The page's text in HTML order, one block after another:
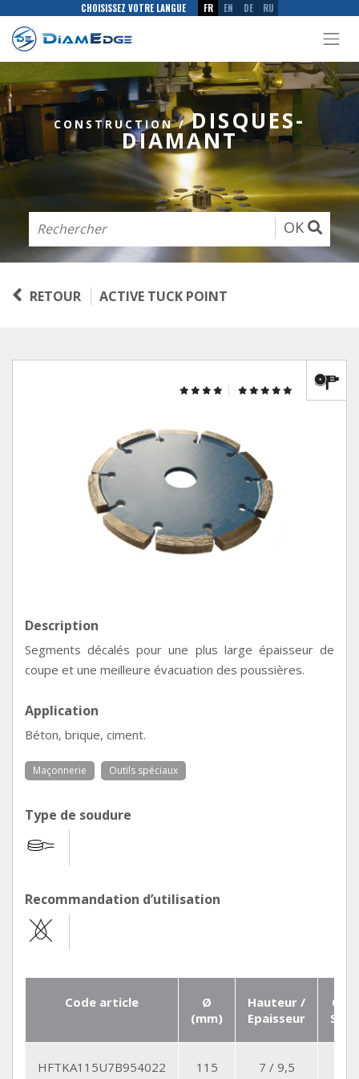
CHOISISSEZ VOTRE LANGUE FR EN DE RU
CONSTRUCTION/DISQUES-
DIAMANT
OK
RETOUR ACTIVE TUCK POINT
Description
Segments décalés pour une plus large épaisseur de
coupe et une meilleure évacuation des poussières.
Application
Béton, brique, ciment.
Maçonnerie Outils spéciaux
Type de soudure
Recommandation d’utilisation
Code article
Ø
(mm)
Hauteur /
Epaisseur
Qté
Seg.
HFTKA115U7B954022 115 7 / 9,5